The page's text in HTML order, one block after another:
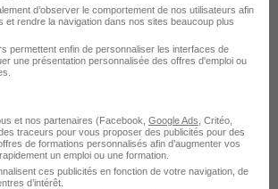
35 CDD
AFTEC
2026
d’observer le comportement de nos utilisateurs afin
et rendre la navigation dans nos sites beaucoup plus
permettent enfin de personnaliser les interfaces de
une présentation personnalisée des offres d'emploi ou
et nos partenaires (Facebook, Google Ads , Critéo,
traceurs pour vous proposer des publicités pour des
de formations personnalisés afin d’augmenter vos
un emploi ou une formation.
ces publicités en fonction de votre navigation, de
d’intérêt.